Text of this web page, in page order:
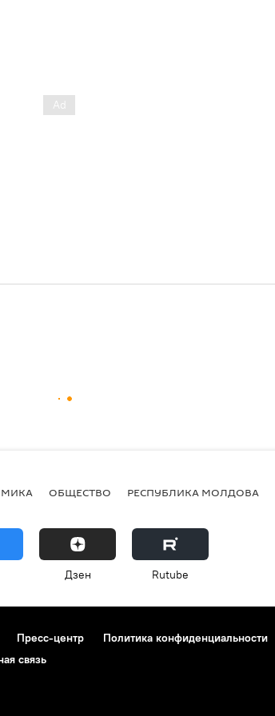
ОБЩЕСТВО РЕСПУБЛИКА МОЛДОВА
Дзен Rutube
Пресс-центр Политика конфиденциальности
связь